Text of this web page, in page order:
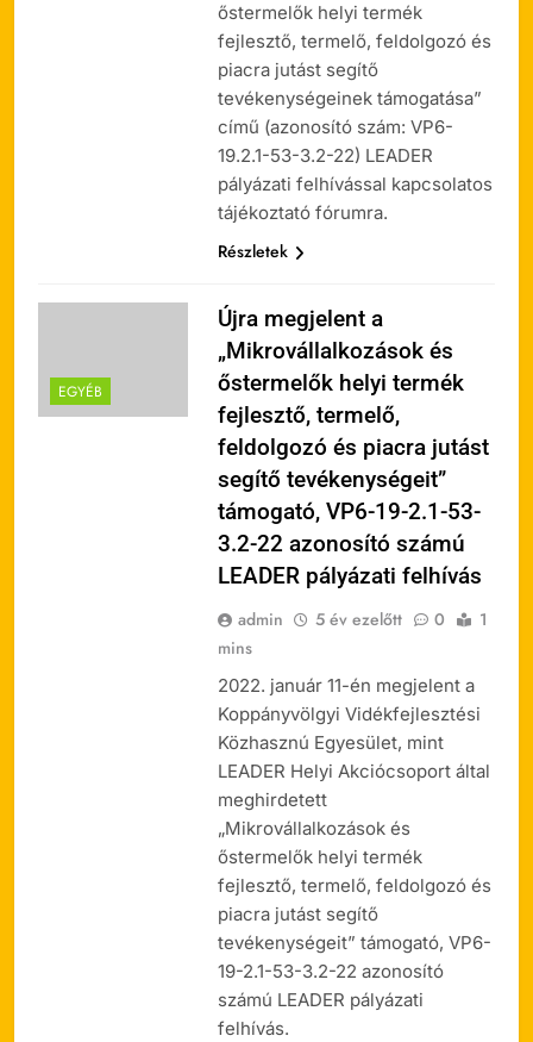
őstermelők helyi termék
fejlesztő, termelő, feldolgozó és
piacra jutást segítő
tevékenységeinek támogatása”
című (azonosító szám: VP6-
19.2.1-53-3.2-22) LEADER
pályázati felhívással kapcsolatos
tájékoztató fórumra.
Részletek
EGYÉB
Újra megjelent a
„Mikrovállalkozások és
őstermelők helyi termék
fejlesztő, termelő,
feldolgozó és piacra jutást
segítő tevékenységeit”
támogató, VP6-19-2.1-53-
3.2-22 azonosító számú
LEADER pályázati felhívás
admin 5 év ezelőtt 0
1
mins
2022. január 11-én megjelent a
Koppányvölgyi Vidékfejlesztési
Közhasznú Egyesület, mint
LEADER Helyi Akciócsoport által
meghirdetett
„Mikrovállalkozások és
őstermelők helyi termék
fejlesztő, termelő, feldolgozó és
piacra jutást segítő
tevékenységeit” támogató, VP6-
19-2.1-53-3.2-22 azonosító
számú LEADER pályázati
felhívás.